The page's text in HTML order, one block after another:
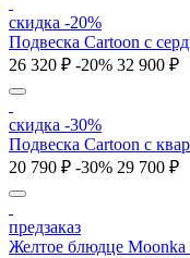
скидка -20%
Подвеска Cartoon c
26 320 ₽ -20% 32 900 ₽
скидка -30%
Подвеска Cartoon c
20 790 ₽ -30% 29 700 ₽
предзаказ
Желтое блюдце Moonka